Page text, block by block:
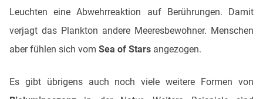
Leuchten eine Abwehrreaktion auf Berührungen. Damit
verjagt das Plankton andere Meeresbewohner. Menschen
aber fühlen sich vom Sea of Stars angezogen.
Es gibt übrigens auch noch viele weitere Formen von